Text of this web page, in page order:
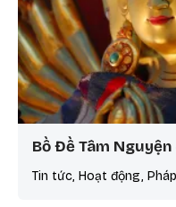
Bồ Đề Tâm
Tin tức, Hoạt động,